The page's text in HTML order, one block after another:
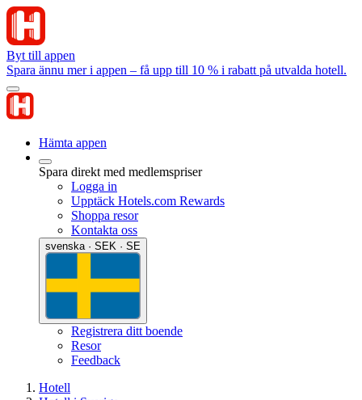
Byt till appen
Spara ännu mer i appen – få upp till 10 % i rabatt på utvalda hotell.
Hämta appen
Spara direkt med medlemspriser
Logga in
Upptäck Hotels.com Rewards
Shoppa resor
Kontakta oss
svenska · SEK · SE
Registrera ditt boende
Resor
Feedback
Hotell